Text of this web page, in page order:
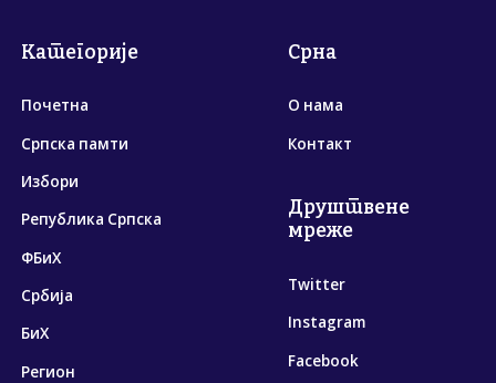
Категорије
Почетна
Српска памти
Избори
Република Српска
ФБиХ
Србија
БиХ
Регион
Срна
О нама
Контакт
Друштвене
мреже
Twitter
Instagram
Facebook